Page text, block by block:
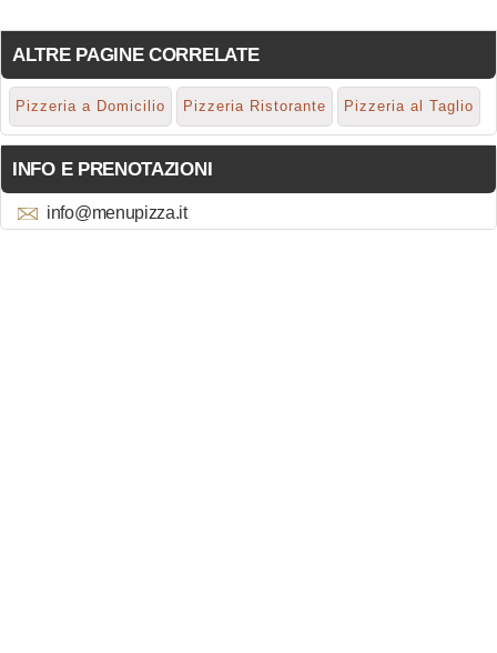
ALTRE PAGINE CORRELATE
Pizzeria a Domicilio Pizzeria Ristorante Pizzeria al Taglio
INFO E PRENOTAZIONI
info@menupizza.it